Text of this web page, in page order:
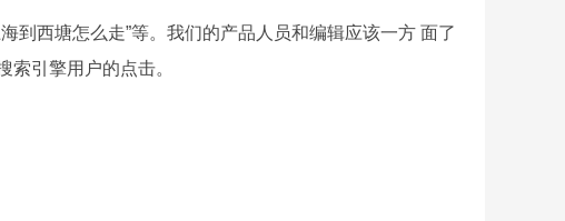
到西塘怎么走”等。我们的产品人员和编辑应该一方 面了
索引擎用户的点击。